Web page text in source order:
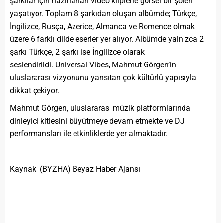
yaşatıyor. Toplam 8 şarkıdan oluşan albümde; Türkçe,
İngilizce, Rusça, Azerice, Almanca ve Romence olmak
üzere 6 farklı dilde eserler yer alıyor. Albümde yalnızca 2
şarkı Türkçe, 2 şarkı ise İngilizce olarak
seslendirildi. Universal Vibes, Mahmut Görgen’in
uluslararası vizyonunu yansıtan çok kültürlü yapısıyla
dikkat çekiyor.
Mahmut Görgen, uluslararası müzik platformlarında
dinleyici kitlesini büyütmeye devam etmekte ve DJ
performansları ile etkinliklerde yer almaktadır.
Kaynak: (BYZHA) Beyaz Haber Ajansı